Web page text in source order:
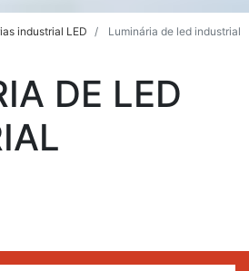
industrial LED Luminária de led industrial
DE LED